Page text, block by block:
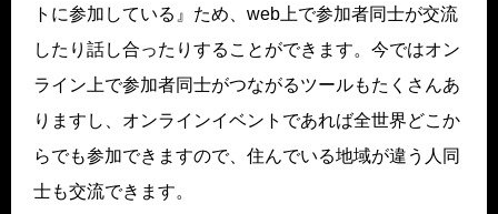
トに参加している』ため、web上で参加者同士が交流
したり話し合ったりすることができます。今ではオン
ライン上で参加者同士がつながるツールもたくさんあ
りますし、オンラインイベントであれば全世界どこか
らでも参加できますので、住んでいる地域が違う人同
士も交流できます。